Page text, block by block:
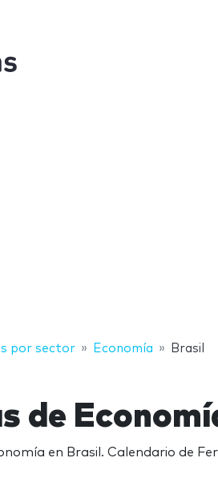
por sector Economía Brasil
de
en Brasil. Calendario de